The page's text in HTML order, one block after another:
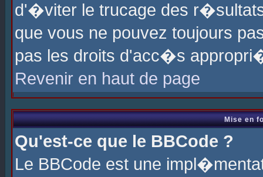
d'�viter le trucage des
que vous ne pouvez toujours
pas les droits d'acc�s
Revenir en haut de page
Mise en
Qu'est-ce que le BBCode ?
Le BBCode est une